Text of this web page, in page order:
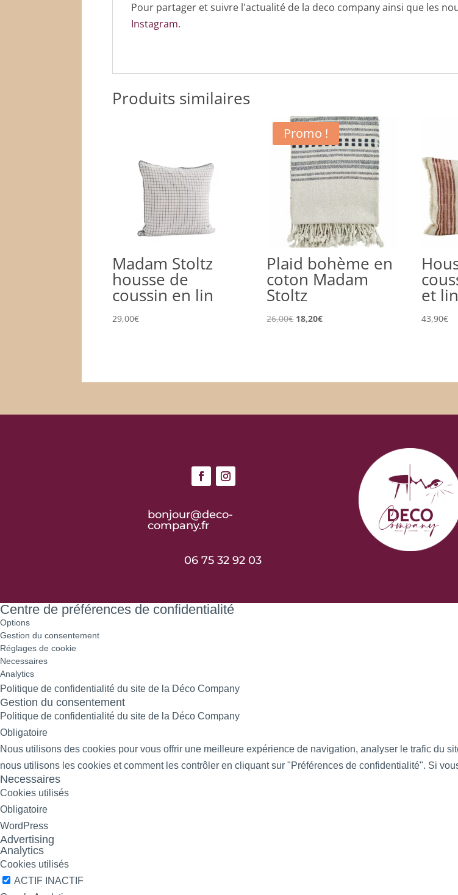
Pour partager et suivre l'actualité de la deco company ainsi que les
Instagram.
Produits similaires
Madam Stoltz
housse de
coussin en lin
29,00€
Promo !
Plaid bohème en
coton Madam
Stoltz
26,00€ Le
26,00€.
18,20€Le
18,20€.
et lin
43,90€
bonjour@deco-
company.fr
06 75 32 92 03
Centre de préférences de confidentialité
Options
Gestion du consentement
Réglages de cookie
Necessaires
Analytics
Politique de confidentialité du site de la Déco Company
Gestion du consentement
Politique de confidentialité du site de la Déco Company
Obligatoire
Nous utilisons des cookies pour vous offrir une meilleure expérience de navigation, analyser le trafic du
nous utilisons les cookies et comment les contrôler en cliquant sur "Préférences de confidentialité". Si
Necessaires
Cookies utilisés
Obligatoire
WordPress
Advertising
Analytics
Cookies utilisés
ACTIF INACTIF